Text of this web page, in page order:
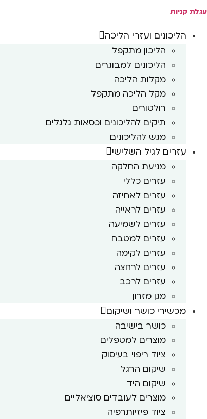
עגלת קניות
הליכונים ועזרי הליכה
הליכון מתקפל
הליכונים למבוגרים
מקלות הליכה
מקל הליכה מתקפל
רולטורים
תיקים להליכונים וכסאות גלגלים
מגש להליכונים
עזרים לגיל השלישי
מניעת החלקה
עזרים כללי
עזרים לאחיזה
עזרים לראייה
עזרים לשמיעה
עזרים למטבח
עזרים לקימה
עזרים לרחצה
עזרים לרכב
מגן מזרון
מכשירי כושר ושיקום
כושר בישיבה
מוצרים למטפלים
ציוד ריפוי בעיסוק
שיקום הרגל
שיקום היד
מוצרים לעובדים סוציאליים
ציוד פיזיותרפיה